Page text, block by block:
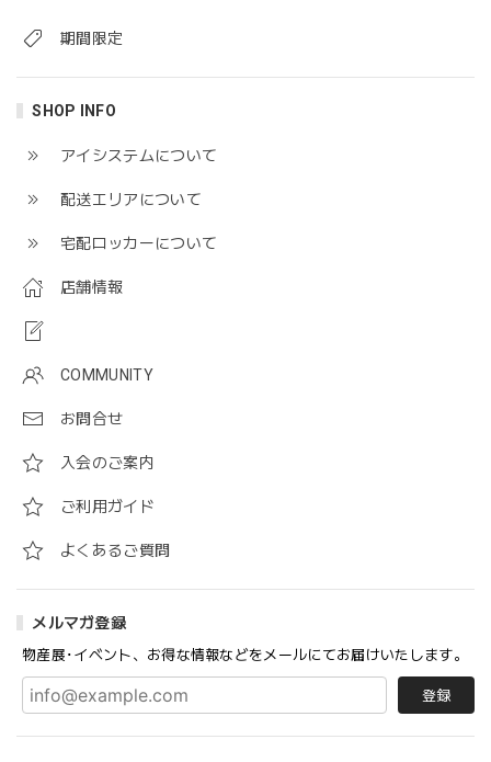
期間限定
SHOP INFO
アイシステムについて
配送エリアについて
宅配ロッカーについて
店舗情報
COMMUNITY
お問合せ
入会のご案内
ご利用ガイド
よくあるご質問
メルマガ登録
物産展･イベント、お得な情報などをメールにてお届けいたします。
登録